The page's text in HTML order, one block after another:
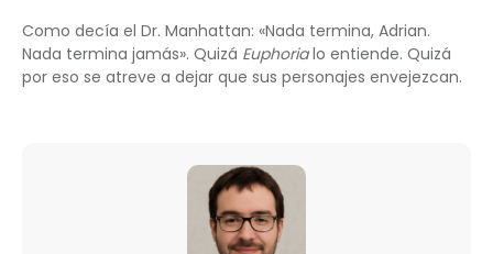
Como decía el Dr. Manhattan: «Nada termina, Adrian.
Nada termina jamás». Quizá Euphorialo entiende. Quizá
por eso se atreve a dejar que sus personajes envejezcan.